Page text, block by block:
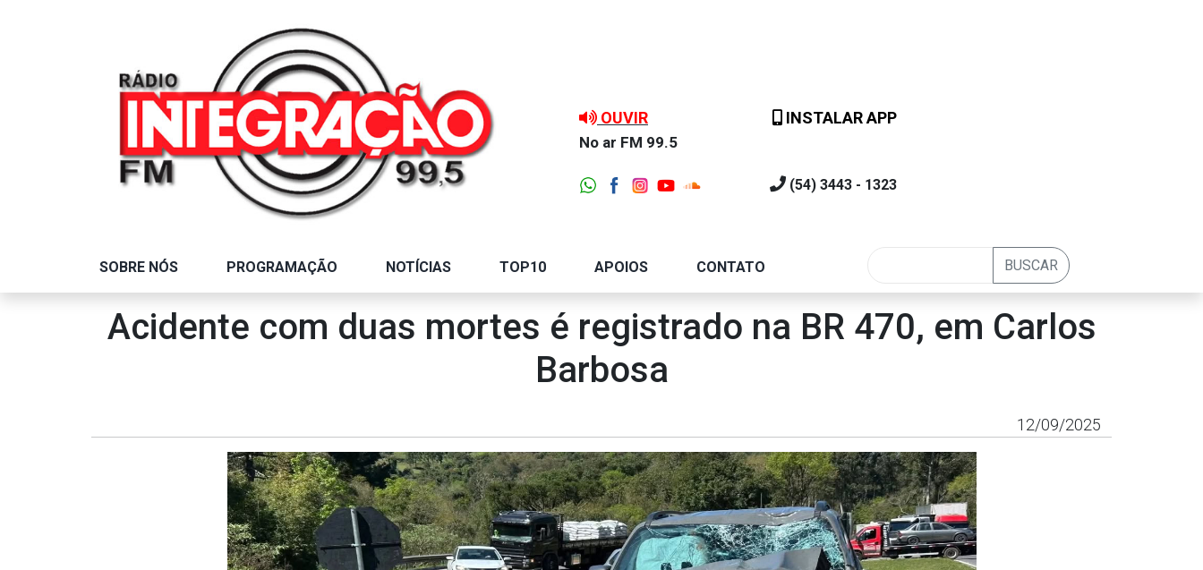
OUVIR
No ar FM 99.5
INSTALAR APP
(54) 3443 - 1323
SOBRE NÓS PROGRAMAÇÃO NOTÍCIAS TOP10 APOIOS CONTATO BUSCAR
Acidente com duas mortes é registrado na BR 470, em Carlos
Barbosa
12/09/2025